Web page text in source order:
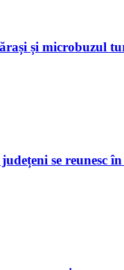
și microbuzul
se reunesc